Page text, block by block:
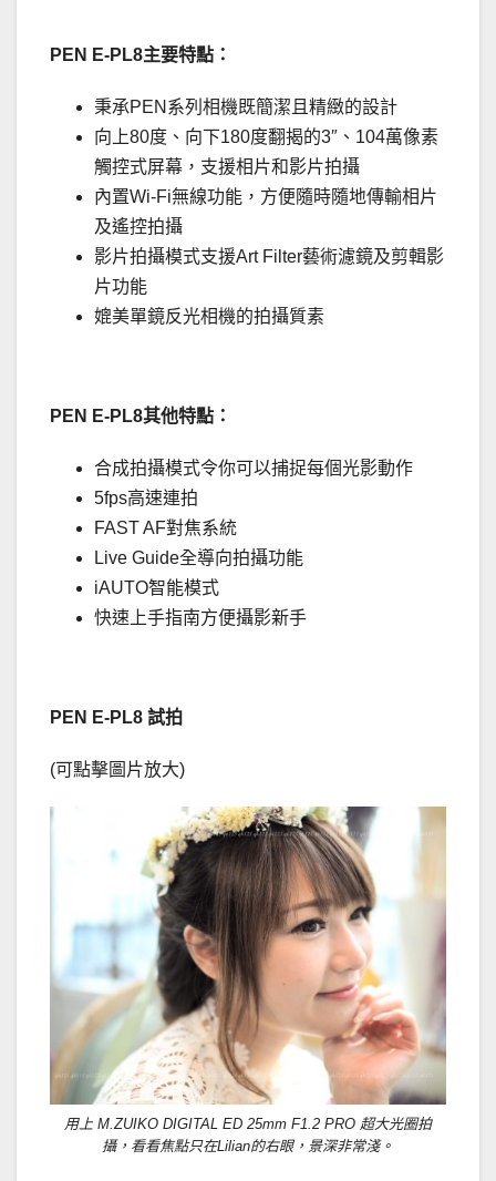
PEN E-PL8主要特點：
秉承PEN系列相機既簡潔且精緻的設計
向上80度、向下180度翻揭的3″、104萬像素
觸控式屏幕，支援相片和影片拍攝
內置Wi-Fi無線功能，方便隨時隨地傳輸相片
及遙控拍攝
影片拍攝模式支援Art Filter藝術濾鏡及剪輯影
片功能
媲美單鏡反光相機的拍攝質素
PEN E-PL8其他特點：
合成拍攝模式令你可以捕捉每個光影動作
5fps高速連拍
FAST AF對焦系統
Live Guide全導向拍攝功能
iAUTO智能模式
快速上手指南方便攝影新手
PEN E-PL8 試拍
(可點擊圖片放大)
用上 M.ZUIKO DIGITAL ED 25mm F1.2 PRO 超大光圈拍
攝，看看焦點只在Lilian的右眼，景深非常淺。